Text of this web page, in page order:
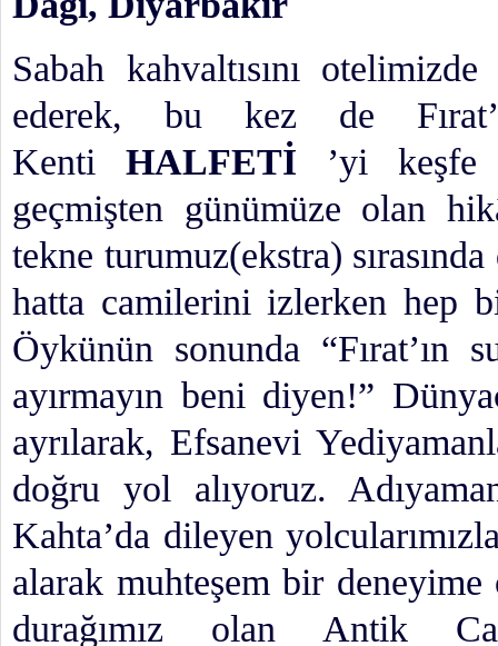
Sabah kahvaltısını
ederek, bu kez de
Kenti HALFETİ ’yi keşfe
geçmişten günümüze olan
tekne turumuz(ekstra)
hatta camilerini izlerken hep
Öykünün sonunda “Fırat’ın
ayırmayın beni diyen!”
ayrılarak, Efsanevi
doğru yol alıyoruz.
Kahta’da dileyen
alarak muhteşem bir
durağımız olan Antik